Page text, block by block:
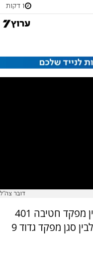
1 דקות
דובר צה"ל
מפגש מיוחד נערך היום (ראשון) בין מפקד חטיבה 401
היוצא, אלוף-משנה מאיר בידרמן, לבין סגן מפקד גדוד 9